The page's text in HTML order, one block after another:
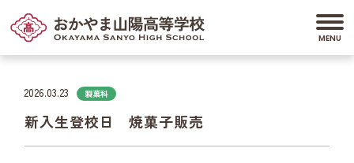
2026.03.23 製菓科
新入生登校日 焼菓子販売